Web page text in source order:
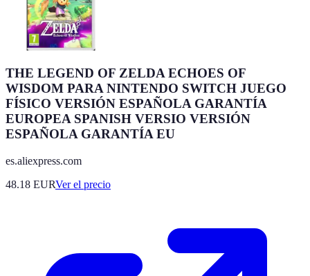
THE LEGEND OF ZELDA ECHOES OF
WISDOM PARA NINTENDO SWITCH JUEGO
FÍSICO VERSIÓN ESPAÑOLA GARANTÍA
EUROPEA SPANISH VERSIO VERSIÓN
ESPAÑOLA GARANTÍA EU
es.aliexpress.com
48.18 EURVer el precio